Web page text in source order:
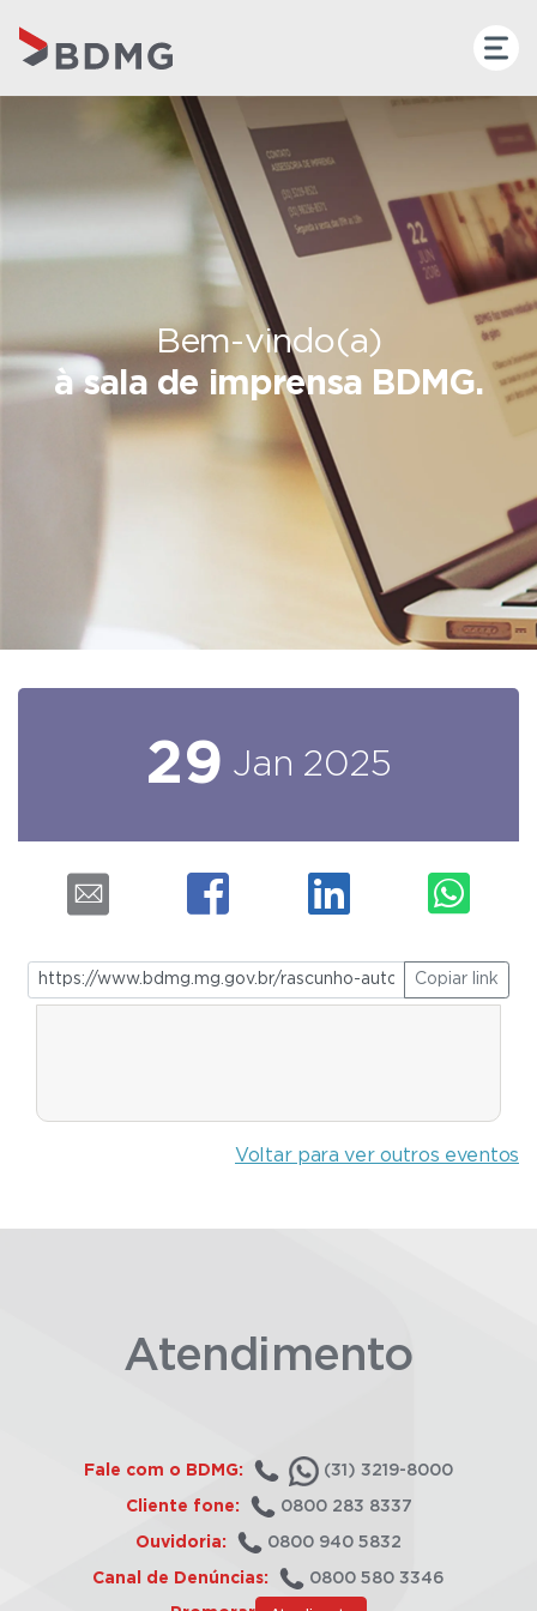
Bem-vindo(a)
à sala de imprensa BDMG.
29 Jan 2025
Copiar link
Voltar para ver outros eventos
Atendimento
Fale com o BDMG: (31) 3219-8000
Cliente fone: 0800 283 8337
Ouvidoria: 0800 940 5832
Canal de Denúncias: 0800 580 3346